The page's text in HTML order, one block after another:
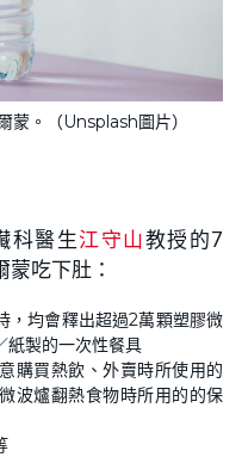
蒙。（Unsplash圖片）
科醫生江守山教授的7
吃下肚：
，均會釋出超過2萬顆塑膠微
紙製的一次性餐具
購買熱飲、外賣時所使用的
波爐翻熱食物時所用的的保